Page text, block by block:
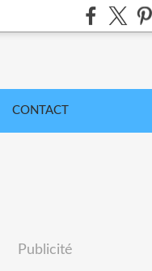
CONTACT
Publicité